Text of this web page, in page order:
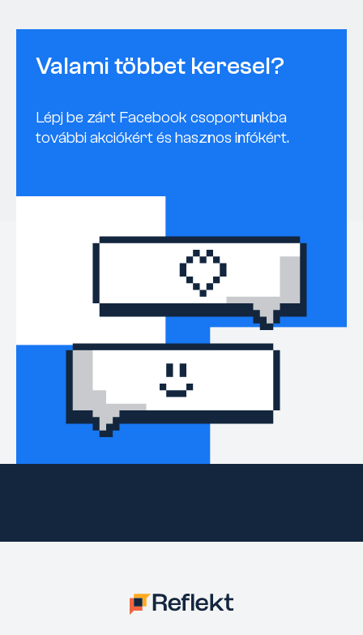
Valami többet keresel?
Lépj be zárt Facebook csoportunkba
további akciókért és hasznos infókért.